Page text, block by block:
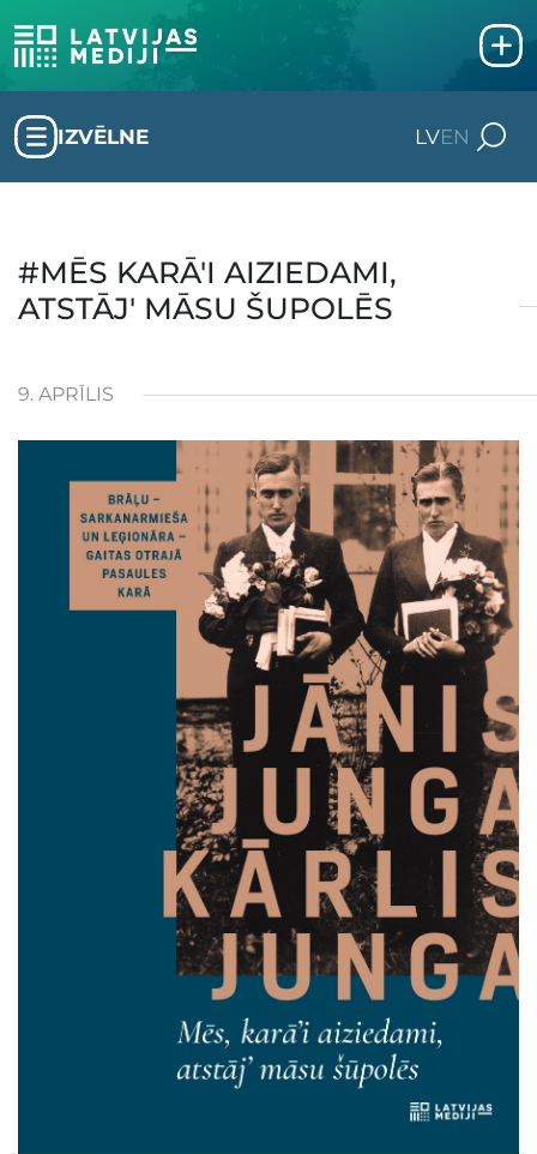
IZVĒLNE LVEN
#MĒS KARĀ'I AIZIEDAMI,
ATSTĀJ' MĀSU ŠUPOLĒS
9. APRĪLIS